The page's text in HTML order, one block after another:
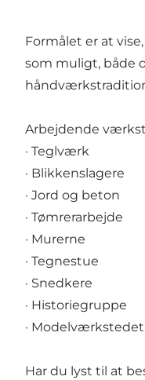
Formålet er at
som muligt, både
Arbejdende
· Teglværk
· Blikkenslagere
· Jord og beton
· Tømrerarbejde
· Murerne
· Tegnestue
· Snedkere
· Historiegruppe
· Modelværkstedet
Har du lyst til at